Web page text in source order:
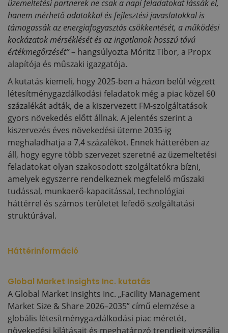
üzemeltetési partnerek ne csak a napi feladatokat lássák el,
hanem mérhető adatokkal és fejlesztési javaslatokkal is
támogassák az energiafogyasztás csökkentését, a működési
kockázatok mérséklését és az ingatlanok hosszú távú
értékmegőrzését”– hangsúlyozta Móritz Tibor, a Propx
alapítója és műszaki igazgatója.
A kutatás kiemeli, hogy 2025-ben a házon belül végzett
létesítménygazdálkodási feladatok még a piac közel 60
százalékát adták, de a kiszervezett FM-szolgáltatások
gyors növekedés előtt állnak. A jelentés szerint a
kiszervezés éves növekedési üteme 2035-ig
meghaladhatja a 7,4 százalékot. Ennek hátterében az
áll, hogy egyre több szervezet szeretné az üzemeltetési
feladatokat olyan szakosodott szolgáltatókra bízni,
amelyek egyszerre rendelkeznek megfelelő műszaki
tudással, munkaerő-kapacitással, technológiai
háttérrel és számos területet lefedő szolgáltatási
struktúrával.
Háttérinformáció
Global Market Insights Inc. kutatás
A Global Market Insights Inc. „Facility Management
Market Size & Share 2026–2035” című elemzése a
globális létesítménygazdálkodási piac méretét,
növekedési kilátásait és meghatározó trendjeit vizsgálja